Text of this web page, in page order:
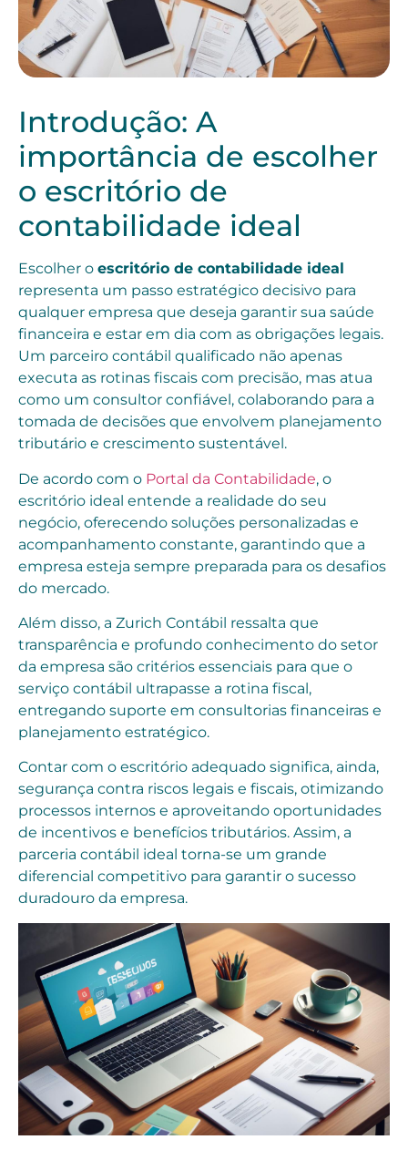
Introdução: A
importância de escolher
o escritório de
contabilidade ideal
Escolher o escritório de contabilidade ideal
representa um passo estratégico decisivo para
qualquer empresa que deseja garantir sua saúde
financeira e estar em dia com as obrigações legais.
Um parceiro contábil qualificado não apenas
executa as rotinas fiscais com precisão, mas atua
como um consultor confiável, colaborando para a
tomada de decisões que envolvem planejamento
tributário e crescimento sustentável.
De acordo com o Portal da Contabilidade, o
escritório ideal entende a realidade do seu
negócio, oferecendo soluções personalizadas e
acompanhamento constante, garantindo que a
empresa esteja sempre preparada para os desafios
do mercado.
Além disso, a Zurich Contábil ressalta que
transparência e profundo conhecimento do setor
da empresa são critérios essenciais para que o
serviço contábil ultrapasse a rotina fiscal,
entregando suporte em consultorias financeiras e
planejamento estratégico.
Contar com o escritório adequado significa, ainda,
segurança contra riscos legais e fiscais, otimizando
processos internos e aproveitando oportunidades
de incentivos e benefícios tributários. Assim, a
parceria contábil ideal torna-se um grande
diferencial competitivo para garantir o sucesso
duradouro da empresa.